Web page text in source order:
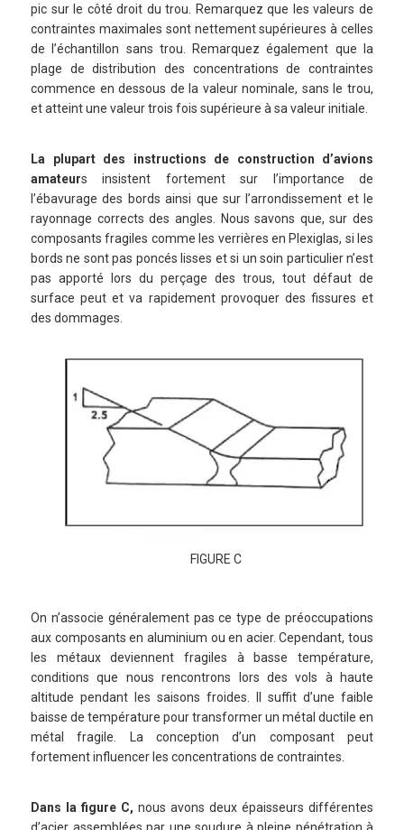
pic sur le côté droit du trou. Remarquez que les valeurs de
contraintes maximales sont nettement supérieures à celles
de l’échantillon sans trou. Remarquez également que la
plage de distribution des concentrations de contraintes
commence en dessous de la valeur nominale, sans le trou,
et atteint une valeur trois fois supérieure à sa valeur initiale.
La plupart des instructions de construction d’avions
amateurs insistent fortement sur l’importance de
l’ébavurage des bords ainsi que sur l’arrondissement et le
rayonnage corrects des angles. Nous savons que, sur des
composants fragiles comme les verrières en Plexiglas, si les
bords ne sont pas poncés lisses et si un soin particulier n’est
pas apporté lors du perçage des trous, tout défaut de
surface peut et va rapidement provoquer des fissures et
des dommages.
FIGURE C
On n’associe généralement pas ce type de préoccupations
aux composants en aluminium ou en acier. Cependant, tous
les métaux deviennent fragiles à basse température,
conditions que nous rencontrons lors des vols à haute
altitude pendant les saisons froides. Il suffit d’une faible
baisse de température pour transformer un métal ductile en
métal fragile. La conception d’un composant peut
fortement influencer les concentrations de contraintes.
Dans la figure C, nous avons deux épaisseurs différentes